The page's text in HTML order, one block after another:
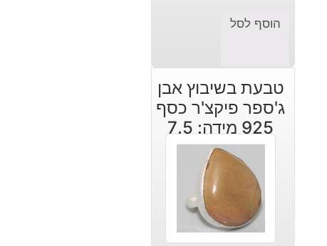
הוסף לסל
טבעת בשיבוץ אבן
ג'ספר פיקצ'ר כסף
925 מידה: 7.5